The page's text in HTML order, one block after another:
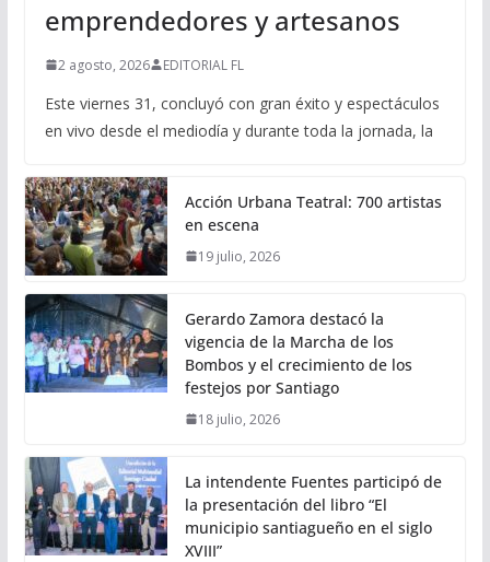
emprendedores y artesanos
2 agosto, 2026 EDITORIAL FL
Este viernes 31, concluyó con gran éxito y espectáculos
en vivo desde el mediodía y durante toda la jornada, la
Acción Urbana Teatral: 700 artistas
en escena
19 julio, 2026
Gerardo Zamora destacó la
vigencia de la Marcha de los
Bombos y el crecimiento de los
festejos por Santiago
18 julio, 2026
La intendente Fuentes participó de
la presentación del libro “El
municipio santiagueño en el siglo
XVIII”